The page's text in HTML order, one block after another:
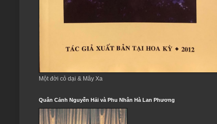
Một đời cỏ dại & Mây Xa
Quân Cảnh Nguyễn Hải và Phu Nhân Hà Lan Phương